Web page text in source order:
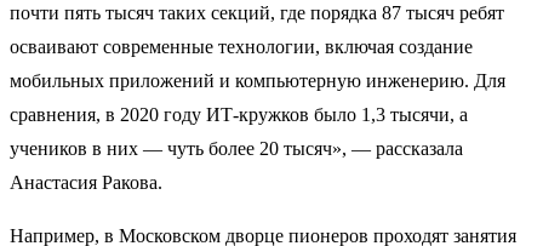
почти пять тысяч таких секций, где порядка 87 тысяч ребят
осваивают современные технологии, включая создание
мобильных приложений и компьютерную инженерию. Для
сравнения, в 2020 году ИТ-кружков было 1,3 тысячи, а
учеников в них — чуть более 20 тысяч», — рассказала
Анастасия Ракова.
Например, в Московском дворце пионеров проходят занятия